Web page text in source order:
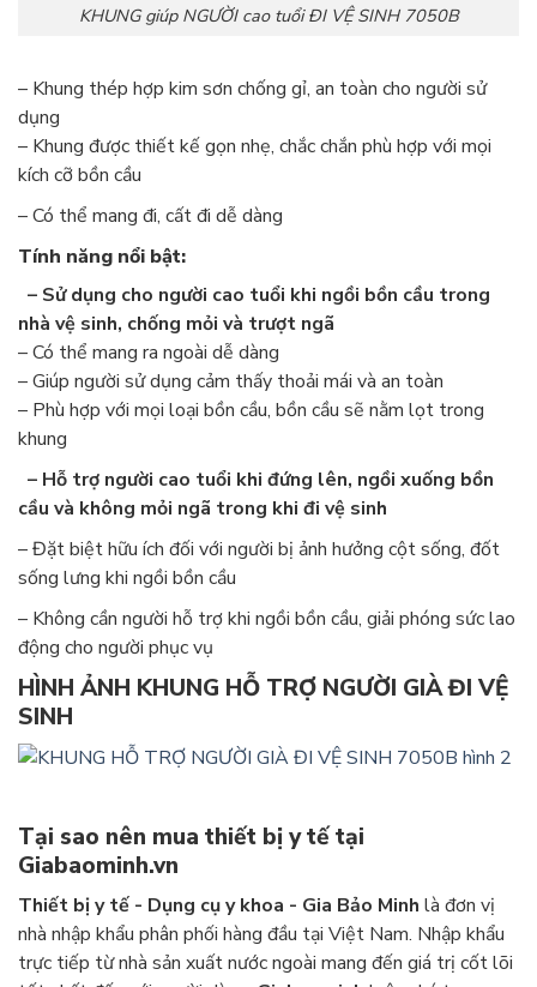
KHUNG giúp NGƯỜI cao tuổi ĐI VỆ SINH 7050B
– Khung thép hợp kim sơn chống gỉ, an toàn cho người sử
dụng
– Khung được thiết kế gọn nhẹ, chắc chắn phù hợp với mọi
kích cỡ bồn cầu
– Có thể mang đi, cất đi dễ dàng
Tính năng nổi bật:
– Sử dụng cho người cao tuổi khi ngồi bồn cầu trong
nhà vệ sinh, chống mỏi và trượt ngã
– Có thể mang ra ngoài dễ dàng
– Giúp người sử dụng cảm thấy thoải mái và an toàn
– Phù hợp với mọi loại bồn cầu, bồn cầu sẽ nằm lọt trong
khung
– Hỗ trợ người cao tuổi khi đứng lên, ngồi xuống bồn
cầu và không mỏi ngã trong khi đi vệ sinh
– Đặt biệt hữu ích đối với người bị ảnh hưởng cột sống, đốt
sống lưng khi ngồi bồn cầu
– Không cần người hỗ trợ khi ngồi bồn cầu, giải phóng sức lao
động cho người phục vụ
HÌNH ẢNH KHUNG HỖ TRỢ NGƯỜI GIÀ ĐI VỆ
SINH
Tại sao nên mua thiết bị y tế tại
Giabaominh.vn
Thiết bị y tế - Dụng cụ y khoa - Gia Bảo Minh là đơn vị
nhà nhập khẩu phân phối hàng đầu tại Việt Nam. Nhập khẩu
trực tiếp từ nhà sản xuất nước ngoài mang đến giá trị cốt lõi